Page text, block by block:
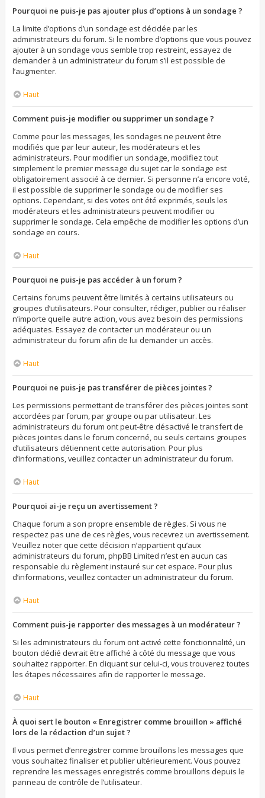
Pourquoi ne puis-je pas ajouter plus d’options à un sondage ?
La limite d’options d’un sondage est décidée par les
administrateurs du forum. Si le nombre d’options que vous pouvez
ajouter à un sondage vous semble trop restreint, essayez de
demander à un administrateur du forum s’il est possible de
l’augmenter.
Haut
Comment puis-je modifier ou supprimer un sondage ?
Comme pour les messages, les sondages ne peuvent être
modifiés que par leur auteur, les modérateurs et les
administrateurs. Pour modifier un sondage, modifiez tout
simplement le premier message du sujet car le sondage est
obligatoirement associé à ce dernier. Si personne n’a encore voté,
il est possible de supprimer le sondage ou de modifier ses
options. Cependant, si des votes ont été exprimés, seuls les
modérateurs et les administrateurs peuvent modifier ou
supprimer le sondage. Cela empêche de modifier les options d’un
sondage en cours.
Haut
Pourquoi ne puis-je pas accéder à un forum ?
Certains forums peuvent être limités à certains utilisateurs ou
groupes d’utilisateurs. Pour consulter, rédiger, publier ou réaliser
n’importe quelle autre action, vous avez besoin des permissions
adéquates. Essayez de contacter un modérateur ou un
administrateur du forum afin de lui demander un accès.
Haut
Pourquoi ne puis-je pas transférer de pièces jointes ?
Les permissions permettant de transférer des pièces jointes sont
accordées par forum, par groupe ou par utilisateur. Les
administrateurs du forum ont peut-être désactivé le transfert de
pièces jointes dans le forum concerné, ou seuls certains groupes
d’utilisateurs détiennent cette autorisation. Pour plus
d’informations, veuillez contacter un administrateur du forum.
Haut
Pourquoi ai-je reçu un avertissement ?
Chaque forum a son propre ensemble de règles. Si vous ne
respectez pas une de ces règles, vous recevrez un avertissement.
Veuillez noter que cette décision n’appartient qu’aux
administrateurs du forum, phpBB Limited n’est en aucun cas
responsable du règlement instauré sur cet espace. Pour plus
d’informations, veuillez contacter un administrateur du forum.
Haut
Comment puis-je rapporter des messages à un modérateur ?
Si les administrateurs du forum ont activé cette fonctionnalité, un
bouton dédié devrait être affiché à côté du message que vous
souhaitez rapporter. En cliquant sur celui-ci, vous trouverez toutes
les étapes nécessaires afin de rapporter le message.
Haut
À quoi sert le bouton « Enregistrer comme brouillon » affiché
lors de la rédaction d’un sujet ?
Il vous permet d’enregistrer comme brouillons les messages que
vous souhaitez finaliser et publier ultérieurement. Vous pouvez
reprendre les messages enregistrés comme brouillons depuis le
panneau de contrôle de l’utilisateur.